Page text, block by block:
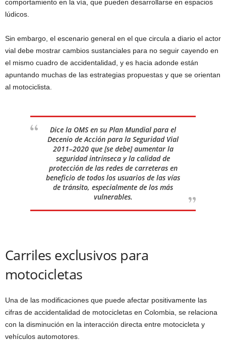
comportamiento en la vía, que pueden desarrollarse en espacios
lúdicos.
Sin embargo, el escenario general en el que circula a diario el actor
vial debe mostrar cambios sustanciales para no seguir cayendo en
el mismo cuadro de accidentalidad, y es hacia adonde están
apuntando muchas de las estrategias propuestas y que se orientan
al motociclista.
Dice la OMS en su Plan Mundial para el
Decenio de Acción para la Seguridad Vial
2011–2020 que [se debe] aumentar la
seguridad intrínseca y la calidad de
protección de las redes de carreteras en
beneficio de todos los usuarios de las vías
de tránsito, especialmente de los más
vulnerables.
Carriles exclusivos para
motocicletas
Una de las modificaciones que puede afectar positivamente las
cifras de accidentalidad de motocicletas en Colombia, se relaciona
con la disminución en la interacción directa entre motocicleta y
vehículos automotores.